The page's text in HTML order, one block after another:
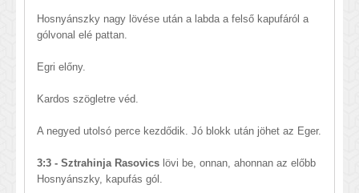
Hosnyánszky nagy lövése után a labda a felső kapufáról a
gólvonal elé pattan.
Egri előny.
Kardos szögletre véd.
A negyed utolsó perce kezdődik. Jó blokk után jöhet az Eger.
3:3 - Sztrahinja Rasovics lövi be, onnan, ahonnan az előbb
Hosnyánszky, kapufás gól.